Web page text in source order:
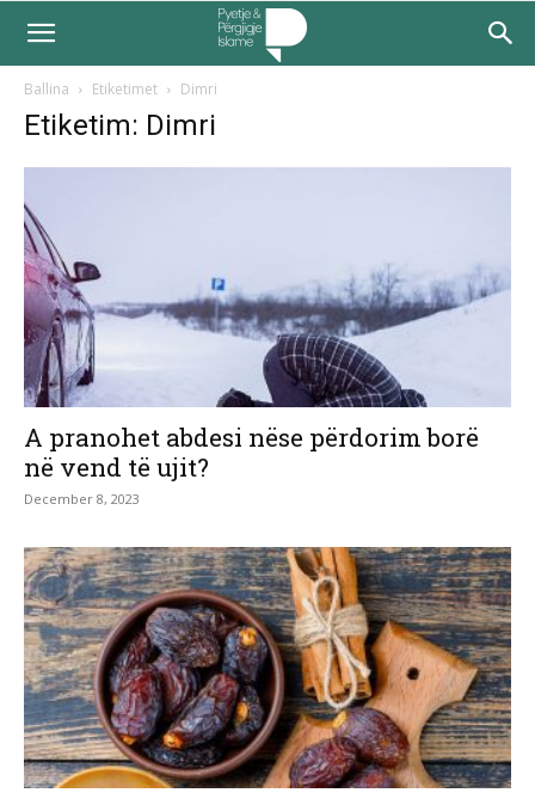
Ballina Etiketimet Dimri
Etiketim: Dimri
A pranohet abdesi nëse përdorim borë
në vend të ujit?
December 8, 2023